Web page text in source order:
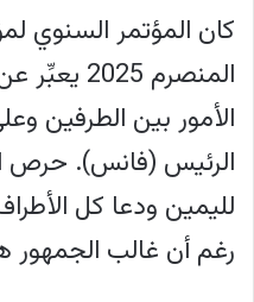
كان المؤتمر السنوي
المنصرم
الأمور بين الطرفين
الرئيس (فانس). حرص
لليمين ودعا كل
رغم أن غالب الجمهور